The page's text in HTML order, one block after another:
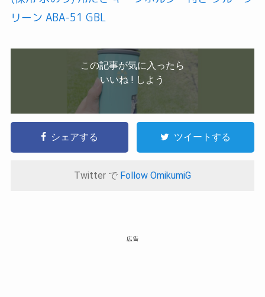
リーン ABA-51 GBL
この記事が気に入ったら
いいね ! しよう
シェアする ツイートする
Twitter で Follow OmikumiG
広告